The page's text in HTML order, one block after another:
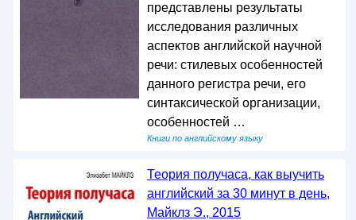
представлены результаты
исследования различных
аспектов английской научной
речи: стилевых особенностей
данного регистра речи, его
синтаксической организации,
особенностей …
Книги по английскому языку
Теория получаса, как выучить
английский за 30 минут в день,
Майклз Э., 2015